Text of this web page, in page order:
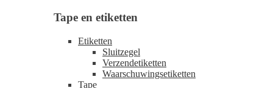
Tape en etiketten
Etiketten
Sluitzegel
Verzendetiketten
Waarschuwingsetiketten
Tape